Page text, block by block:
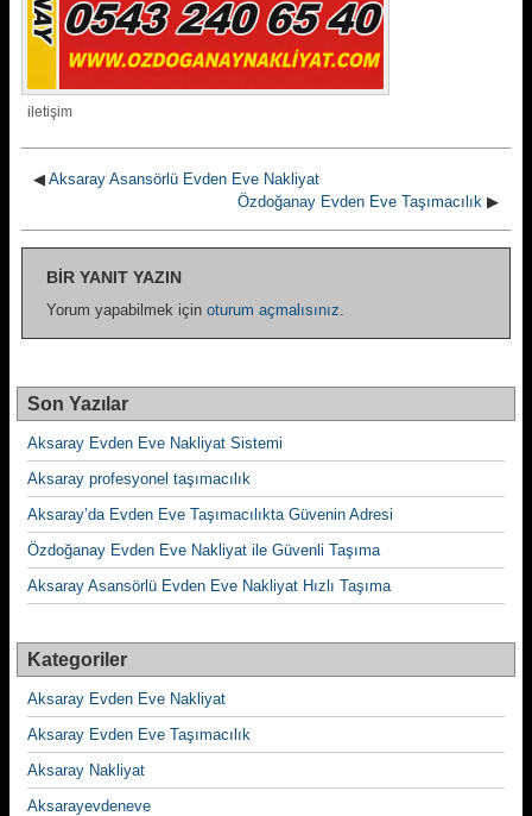
iletişim
◀ Aksaray Asansörlü Evden Eve Nakliyat
Özdoğanay Evden Eve Taşımacılık ▶
BIR YANIT YAZIN
Yorum yapabilmek için oturum açmalısınız.
Son Yazılar
Aksaray Evden Eve Nakliyat Sistemi
Aksaray profesyonel taşımacılık
Aksaray’da Evden Eve Taşımacılıkta Güvenin Adresi
Özdoğanay Evden Eve Nakliyat ile Güvenli Taşıma
Aksaray Asansörlü Evden Eve Nakliyat Hızlı Taşıma
Kategoriler
Aksaray Evden Eve Nakliyat
Aksaray Evden Eve Taşımacılık
Aksaray Nakliyat
Aksarayevdeneve